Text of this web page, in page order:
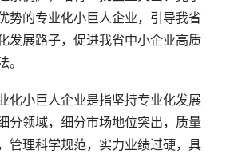
势的专业化小巨人企业，引导我省
发展路子，促进我省中小企业高质
化小巨人企业是指坚持专业化发展
分领域，细分市场地位突出，质量
管理科学规范，实力业绩过硬，具